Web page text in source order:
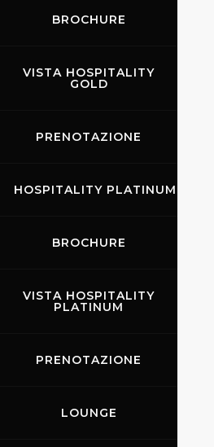
BROCHURE
VISTA HOSPITALITY
GOLD
PRENOTAZIONE
HOSPITALITY PLATINUM
BROCHURE
VISTA HOSPITALITY
PLATINUM
PRENOTAZIONE
LOUNGE